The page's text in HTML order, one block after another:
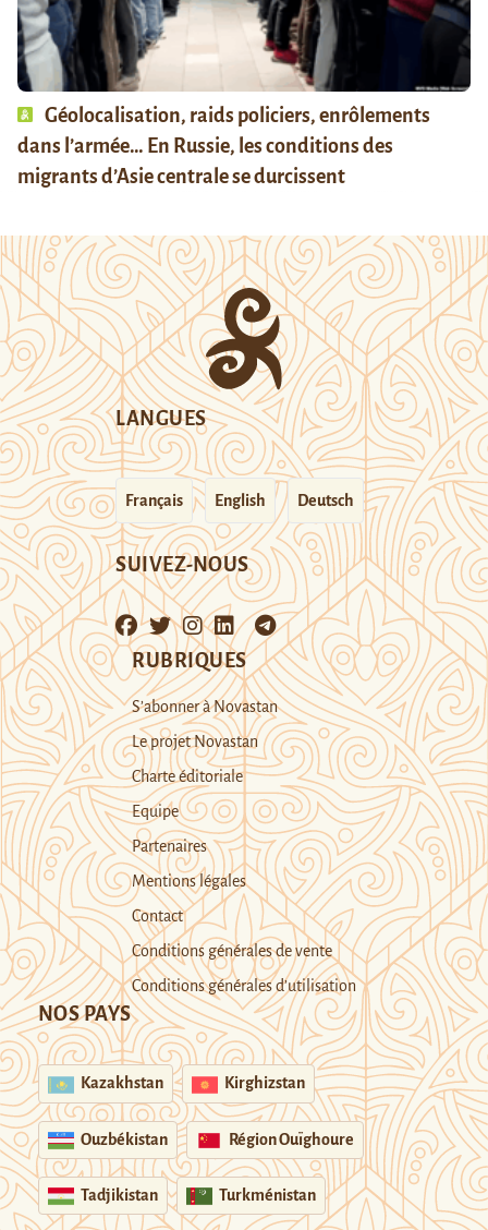
Géolocalisation, raids policiers, enrôlements
dans l’armée… En Russie, les conditions des
migrants d’Asie centrale se durcissent
LANGUES
Français English Deutsch
SUIVEZ-NOUS
RUBRIQUES
S’abonner à Novastan
Le projet Novastan
Charte éditoriale
Equipe
Partenaires
Mentions légales
Contact
Conditions générales de vente
Conditions générales d’utilisation
NOS PAYS
Kazakhstan Kirghizstan
Ouzbékistan Région Ouïghoure
Tadjikistan Turkménistan